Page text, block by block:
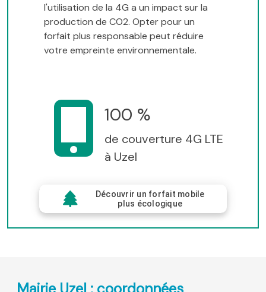
l'utilisation de la 4G a un impact sur la
production de CO2. Opter pour un
forfait plus responsable peut réduire
votre empreinte environnementale.
100 %
de couverture 4G LTE
à Uzel
Découvrir un forfait mobile
plus écologique